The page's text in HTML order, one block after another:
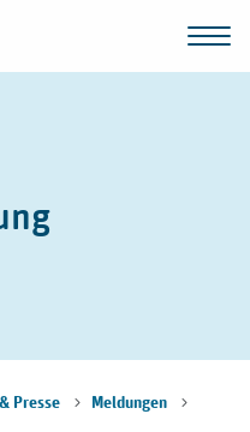
Presse Meldungen